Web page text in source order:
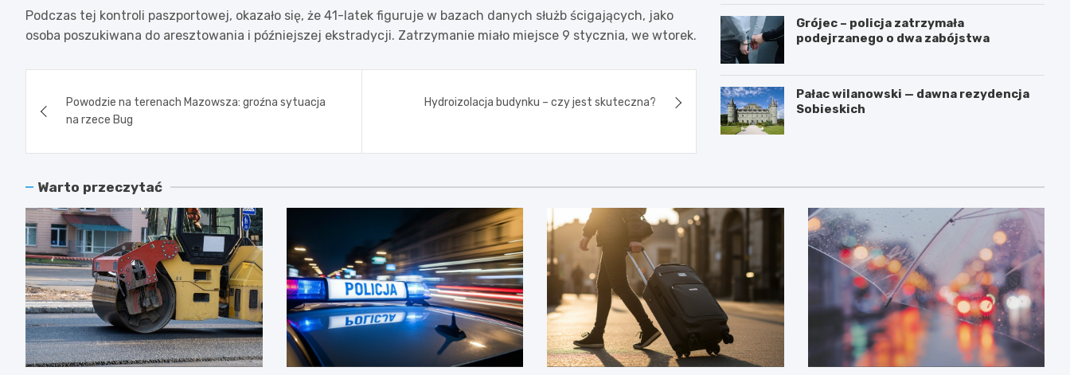
Podczas tej kontroli paszportowej, okazało się, że 41-latek figuruje w bazach danych służb ścigających, jako
osoba poszukiwana do aresztowania i późniejszej ekstradycji. Zatrzymanie miało miejsce 9 stycznia, we wtorek.
wpisu
Powodzie na terenach Mazowsza: groźna sytuacja
na rzece Bug
Hydroizolacja budynku – czy jest skuteczna?
Grójec – policja zatrzymała
podejrzanego o dwa zabójstwa
Pałac wilanowski — dawna rezydencja
Sobieskich
Warto przeczytać